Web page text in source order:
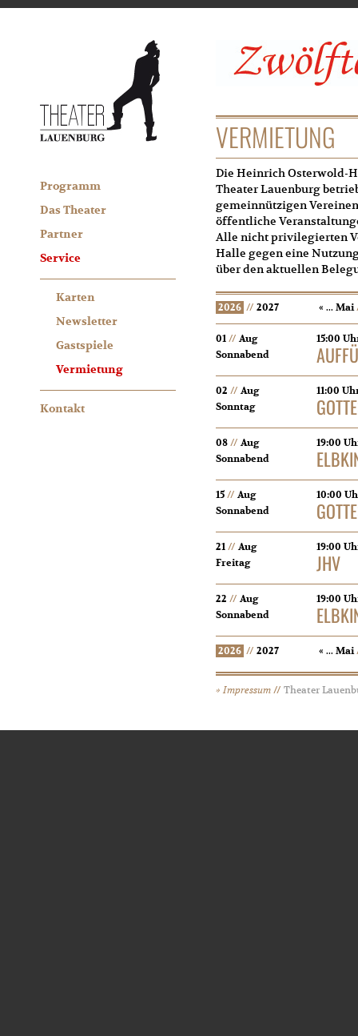
Programm
Das Theater
Partner
Service
Karten
Newsletter
Gastspiele
Vermietung
Kontakt
VERMIETUNG
Die Heinrich Osterwold-
Theater Lauenburg
gemeinnützigen
öffentliche
Alle nicht privilegierten
Halle gegen eine
über den aktuellen
2026 // 2027 « ... Mai
01// Aug
Sonnabend
15:00
02 // Aug
Sonntag
11:00
08// Aug
Sonnabend
19:00
15// Aug
Sonnabend
10:00
21// Aug
Freitag
19:00
JHV
22 // Aug
Sonnabend
19:00
2026 // 2027 « ... Mai
Impressum // Theater